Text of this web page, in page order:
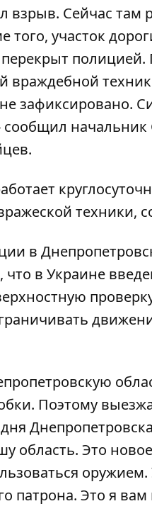
Сейчас там
участок
полицией.
враждебной
зафиксировано.
сообщил
техники,
в
что в Украине
Поэтому
область. Это
патрона. Это я